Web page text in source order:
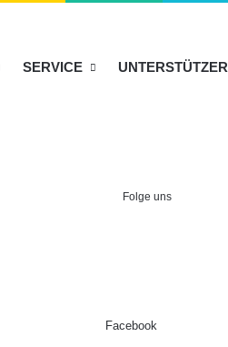
SERVICE UNTERSTÜTZER
Folge uns
Facebook